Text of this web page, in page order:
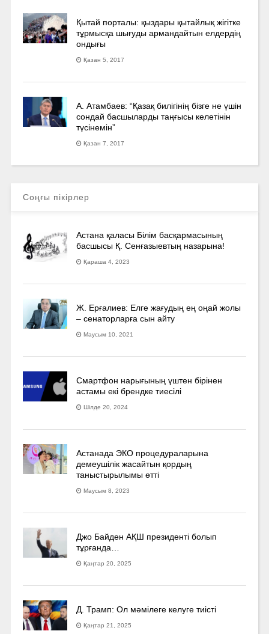
Қытай порталы: қыздары қытайлық жігітке
тұрмысқа шығуды армандайтын елдердің
ондығы
Қазан 5, 2017
А. Атамбаев: “Қазақ билігінің бізге не үшін
сондай басшыларды таңғысы келетінін
түсінемін”
Қазан 7, 2017
Соңғы пікірлер
Астана қаласы Білім басқармасының
басшысы Қ. Сенғазыевтың назарына!
Қараша 4, 2023
Ж. Ерғалиев: Елге жағудың ең оңай жолы
– сенаторларға сын айту
Маусым 10, 2021
Смартфон нарығының үштен бірінен
астамы екі брендке тиесілі
Шілде 20, 2024
Астанада ЭКО процедураларына
демеушілік жасайтын қордың
таныстырылымы өтті
Маусым 8, 2023
Джо Байден АҚШ президенті болып
тұрғанда…
Қаңтар 20, 2025
Д. Трамп: Ол мәмілеге келуге тиісті
Қаңтар 21, 2025